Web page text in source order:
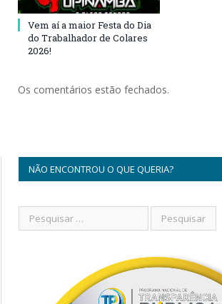
Vem aí a maior Festa do Dia
do Trabalhador de Colares
2026!
Os comentários estão fechados.
NÃO ENCONTROU O QUE QUERIA?